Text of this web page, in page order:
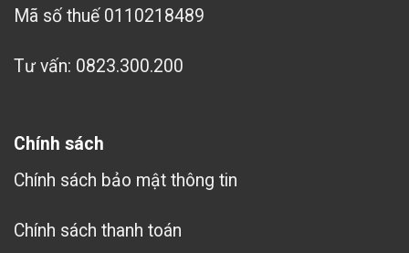
Mã số thuế 0110218489
Tư vấn: 0823.300.200
Chính sách
Chính sách bảo mật thông tin
Chính sách thanh toán